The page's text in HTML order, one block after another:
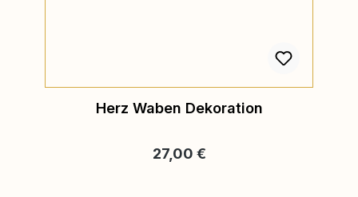
Herz Waben Dekoration
Regulärer Preis:
27,00 €